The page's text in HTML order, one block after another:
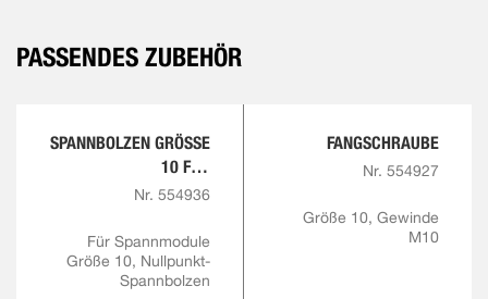
PASSENDES ZUBEHÖR
SPANNBOLZEN GRÖSSE 1
0 FÜR F
ANGSCHRAUBE M10
Nr. 554936
Für Spannmodule
Größe 10, Nullpunkt-
Spannbolzen
FANGSCHRAUBE
Nr. 554927
Größe 10, Gewinde
M10